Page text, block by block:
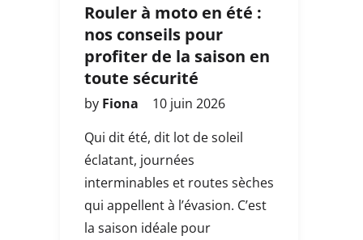
Rouler à moto en été :
nos conseils pour
profiter de la saison en
toute sécurité
by Fiona
10 juin 2026
Qui dit été, dit lot de soleil
éclatant, journées
interminables et routes sèches
qui appellent à l’évasion. C’est
la saison idéale pour